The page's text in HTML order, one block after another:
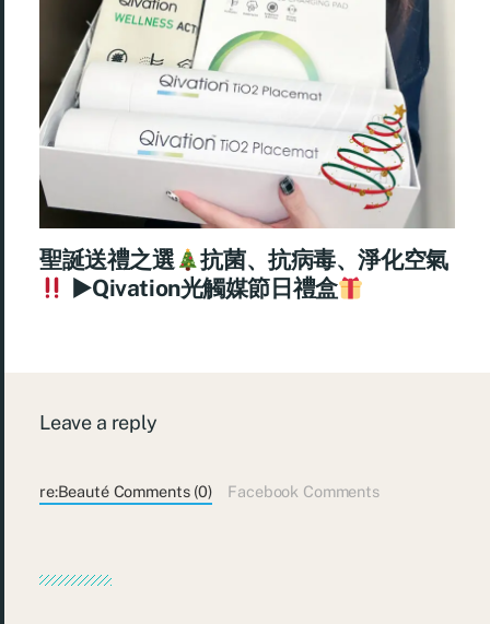
聖誕送禮之選
抗菌、抗病毒、淨化空氣
►Qivation光觸媒節日禮盒
Leave a reply
re:Beauté Comments (0) Facebook Comments